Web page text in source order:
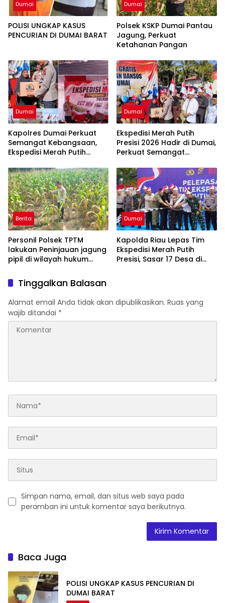
Dumai
POLISI UNGKAP KASUS
PENCURIAN DI DUMAI BARAT
Dumai
Polsek KSKP Dumai Pantau
Jagung, Perkuat
Ketahanan Pangan
Dumai
Kapolres Dumai Perkuat
Semangat Kebangsaan,
Ekspedisi Merah Putih
Nyata untuk Rakyat
Dumai
Ekspedisi Merah Putih
Presisi 2026 Hadir di Dumai,
Perkuat Semangat
Kepedulian Sosial
Berita
Personil Polsek TPTM
lakukan Peninjauan jagung
pipil di wilayah hukum
Dumai
Kapolda Riau Lepas Tim
Ekspedisi Merah Putih
Presisi, Sasar 17 Desa di
Tinggalkan Balasan
Alamat email Anda tidak akan dipublikasikan. Ruas yang
wajib ditandai *
Simpan nama, email, dan situs web saya pada
peramban ini untuk komentar saya berikutnya.
Baca Juga
POLISI UNGKAP KASUS PENCURIAN DI
DUMAI BARAT